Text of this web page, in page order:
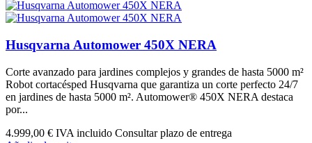
Husqvarna Automower 450X NERA
Corte avanzado para jardines complejos y grandes de hasta 5000 m²
Robot cortacésped Husqvarna que garantiza un corte perfecto 24/7
en jardines de hasta 5000 m². Automower® 450X NERA destaca
por...
4.999,00 € IVA incluido Consultar plazo de entrega